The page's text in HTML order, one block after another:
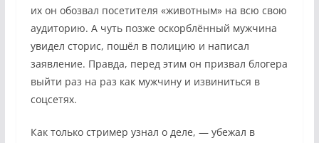
их он обозвал посетителя «животным» на всю свою
аудиторию. А чуть позже оскорблённый мужчина
увидел сторис, пошёл в полицию и написал
заявление. Правда, перед этим он призвал блогера
выйти раз на раз как мужчину и извиниться в
соцсетях.
Как только стример узнал о деле, — убежал в